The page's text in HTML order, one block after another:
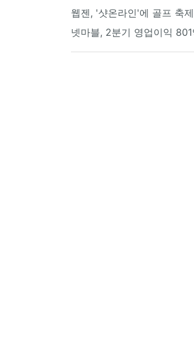
웹젠, '샷온라인'에 골프 축
넷마블, 2분기 영업이익